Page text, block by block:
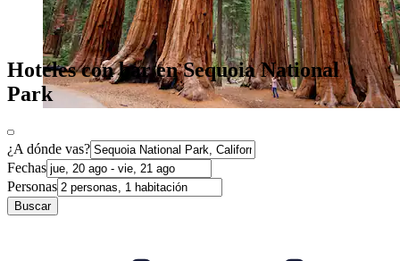
Hoteles con bar en Sequoia National
Park
¿A dónde vas?
Fechas
Personas
Buscar